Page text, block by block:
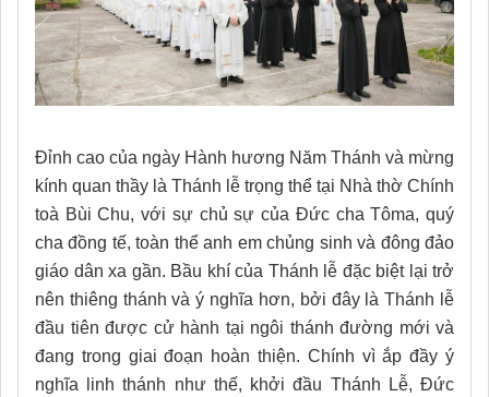
Đỉnh cao của ngày Hành hương Năm Thánh và mừng
kính quan thầy là Thánh lễ trọng thể tại Nhà thờ Chính
toà Bùi Chu, với sự chủ sự của Đức cha Tôma, quý
cha đồng tế, toàn thể anh em chủng sinh và đông đảo
giáo dân xa gần. Bầu khí của Thánh lễ đặc biệt lại trở
nên thiêng thánh và ý nghĩa hơn, bởi đây là Thánh lễ
đầu tiên được cử hành tại ngôi thánh đường mới và
đang trong giai đoạn hoàn thiện. Chính vì ắp đầy ý
nghĩa linh thánh như thế, khởi đầu Thánh Lễ, Đức